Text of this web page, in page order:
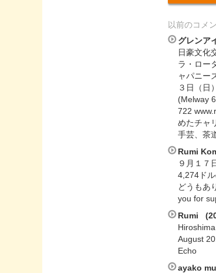
以前のコメ
グレンア
日豪文化
ラ・ロー
ャパニー
３日（日
(Melway
722
めたチャ
手芸、茶
Rumi
９月１７
4,274ド
どうもあ
you for
Rumi
August
Echo
ayako